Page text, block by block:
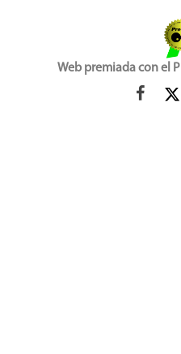
Web premiada con el